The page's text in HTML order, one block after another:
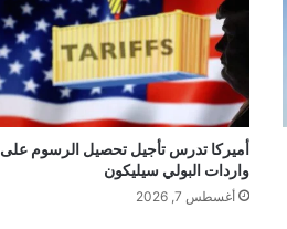
أميركا تدرس تأجيل تحصيل الرسوم على
واردات البولي سيليكون
أغسطس 7, 2026